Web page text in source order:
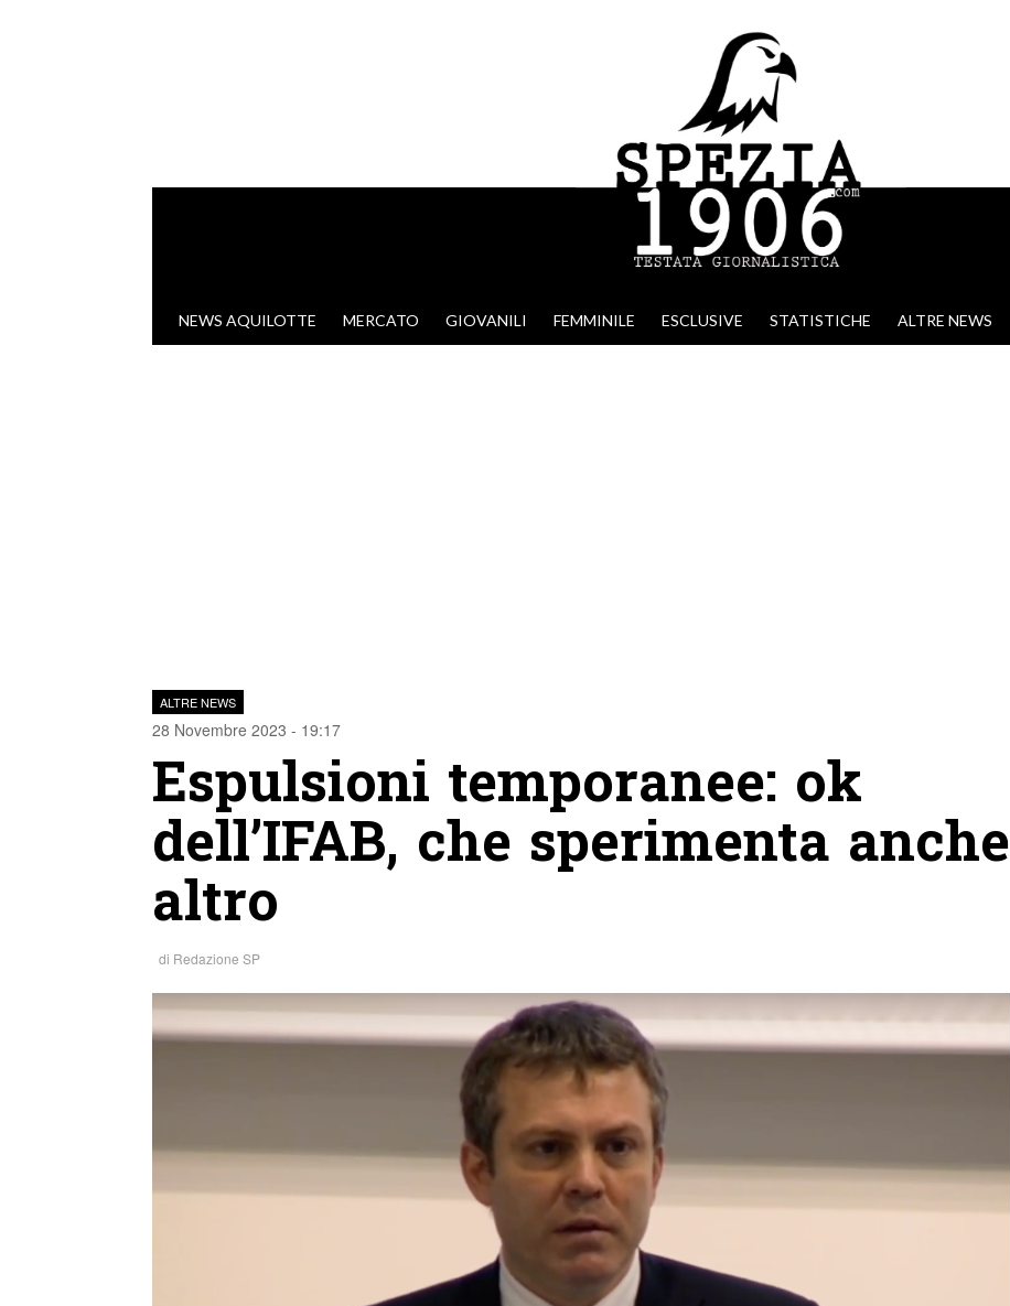
VAI AL CONTENUTO
NEWS AQUILOTTE MERCATO GIOVANILI FEMMINILE ESCLUSIVE STATISTICHE ALTRE NEWS
ALTRE NEWS
28 Novembre 2023 - 19:17
Espulsioni temporanee: ok
dell’IFAB, che sperimenta anche
altro
di Redazione SP